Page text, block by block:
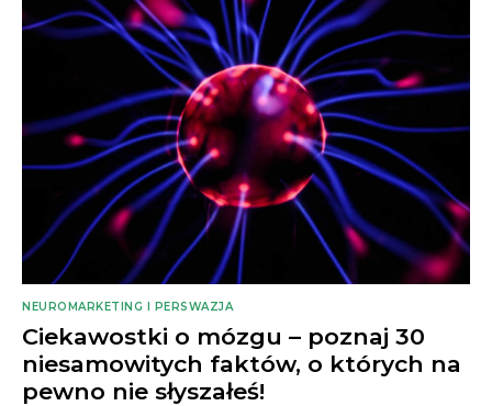
NEUROMARKETING I PERSWAZJA
Ciekawostki o mózgu – poznaj 30
niesamowitych faktów, o których na
pewno nie słyszałeś!